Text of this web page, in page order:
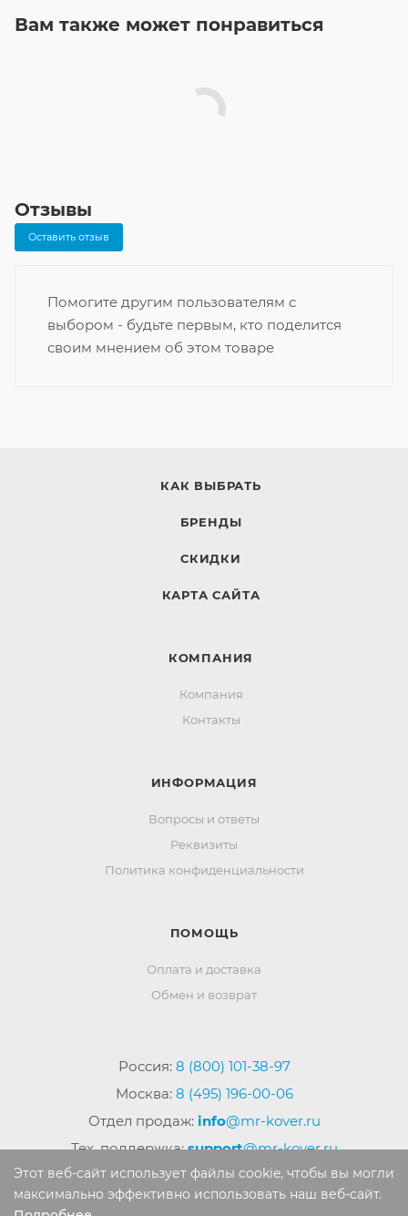
Вам также может понравиться
Отзывы
Оставить отзыв
Помогите другим пользователям с
выбором - будьте первым, кто поделится
своим мнением об этом товаре
КАК ВЫБРАТЬ
БРЕНДЫ
СКИДКИ
КАРТА САЙТА
КОМПАНИЯ
Компания
Контакты
ИНФОРМАЦИЯ
Вопросы и ответы
Реквизиты
Политика конфиденциальности
ПОМОЩЬ
Оплата и доставка
Обмен и возврат
Россия: 8 (800) 101-38-97
Москва: 8 (495) 196-00-06
Отдел продаж: info@mr-kover.ru
Тех. поддержка:support@mr-kover.ru
Этот веб-сайт использует файлы cookie, чтобы вы могли
максимально эффективно использовать наш веб-сайт.